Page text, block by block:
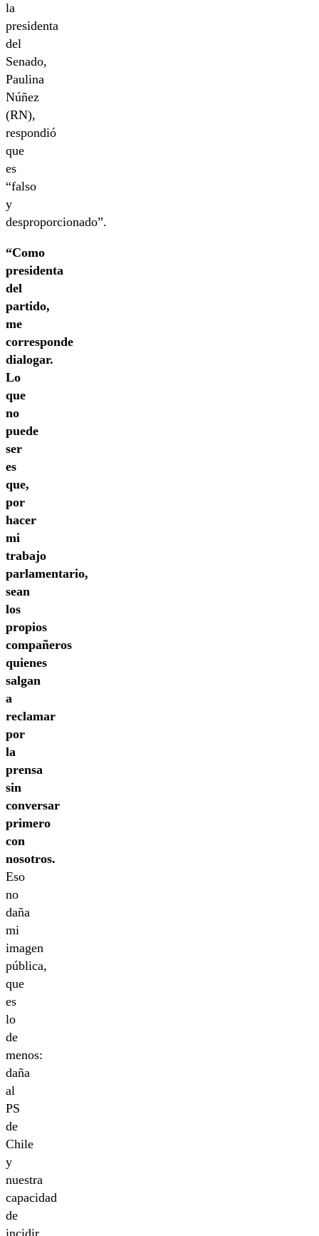
la
presidenta
del
Senado,
Paulina
Núñez
(RN),
respondió
que
es
“falso
y
desproporcionado”.
“Como
presidenta
del
partido,
me
corresponde
dialogar.
Lo
que
no
puede
ser
es
que,
por
hacer
mi
trabajo
parlamentario,
sean
los
propios
compañeros
quienes
salgan
a
reclamar
por
la
prensa
sin
conversar
primero
con
nosotros.
Eso
no
daña
mi
imagen
pública,
que
es
lo
de
menos:
daña
al
PS
de
Chile
y
nuestra
capacidad
de